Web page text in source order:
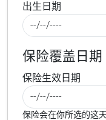
出生日期
保险覆盖日期
保险生效日期
保险会在你所选的这